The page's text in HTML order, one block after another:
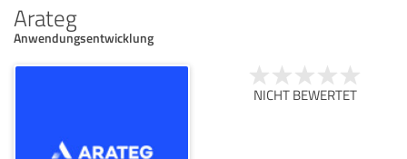
Arateg
Anwendungsentwicklung
NICHT BEWERTET